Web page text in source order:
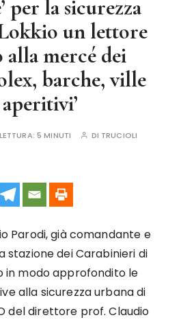
per la sicurezza
un lettore
alla mercé dei
barche, ville
5 MINUTI DI TRUCIOLI
Parodi, già comandante e
stazione dei Carabinieri di
in modo approfondito le
alla sicurezza urbana di
del direttore prof. Claudio